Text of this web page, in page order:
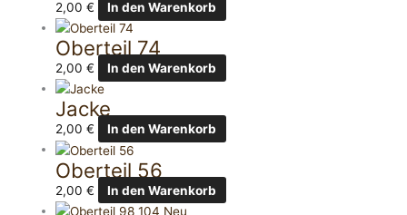
2,00€ In den Warenkorb
Oberteil 74
2,00€ In den Warenkorb
Jacke
2,00€ In den Warenkorb
Oberteil 56
2,00€ In den Warenkorb